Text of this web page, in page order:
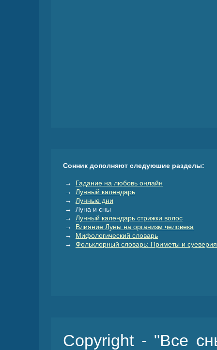
Сонник дополняют следуюшие разделы:
→ Гадание на любовь онлайн
→ Лунный календарь
→ Лунные дни
→ Луна и сны
→ Лунный календарь стрижки волос
→ Влияние Луны на организм человека
→ Мифологический словарь
→ Фольклорный словарь: Приметы и суеверия
Copyright - "Все